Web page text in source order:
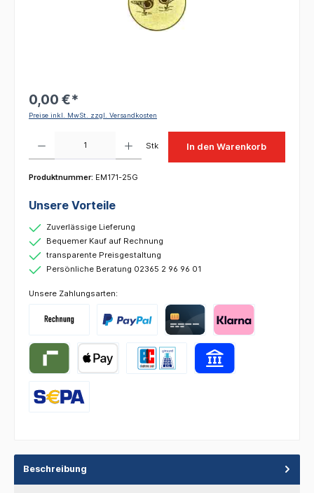
0,00 €*
Preise inkl. MwSt. zzgl. Versandkosten
Stk In den Warenkorb
Produktnummer: EM171-25G
Unsere Vorteile
Zuverlässige Lieferung
Bequemer Kauf auf Rechnung
transparente Preisgestaltung
Persönliche Beratung 02365 2 96 96 01
Unsere Zahlungsarten:
Beschreibung